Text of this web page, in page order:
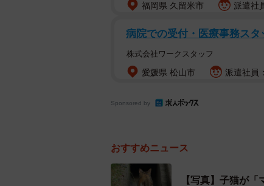
暗く見える。心配だなぁ 早く目
「安全な場所で長生きして欲しい
写真を投稿した「丹下左膳」（
9年前の写真、2匹は親子
撮影したのは2015年の9月21日の
さんの撮影を始めて、一番撮影に
福岡県 久留米市 派遣社
病院での受付・医療事務スタ
株式会社ワークスタッフ
愛媛県 松山市 派遣社員
Sponsored by
おすすめニュース
【写真】子猫が